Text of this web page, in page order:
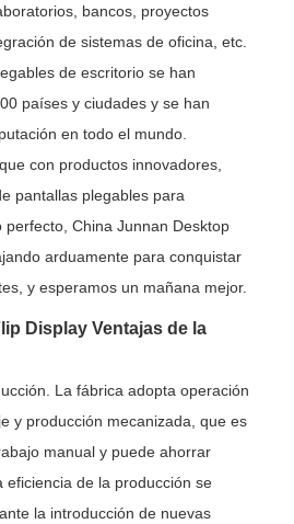
bancos, proyectos
de sistemas de oficina, etc.
de escritorio se han
países y ciudades y se han
en todo el mundo.
con productos innovadores,
pantallas plegables para
perfecto, China Junnan Desktop
arduamente para conquistar
y esperamos un mañana mejor.
Display Ventajas de la
La fábrica adopta operación
y producción mecanizada, que es
manual y puede ahorrar
eficiencia de la producción se
la introducción de nuevas